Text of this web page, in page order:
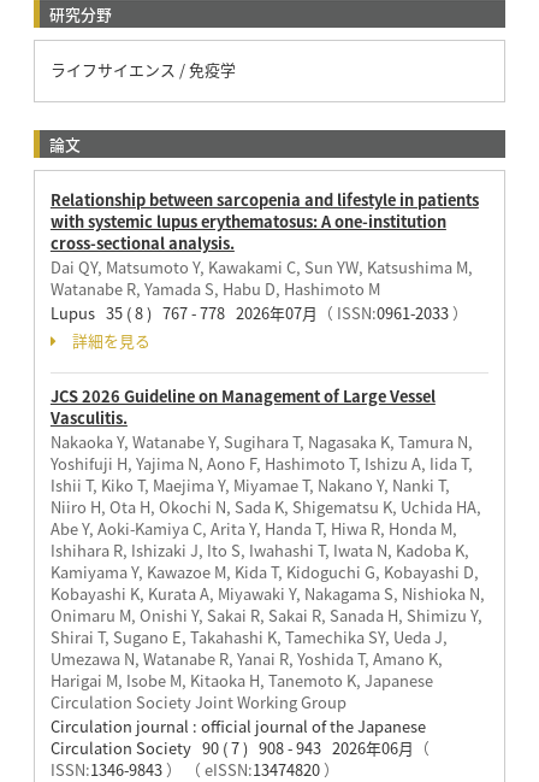
研究分野
ライフサイエンス / 免疫学
論文
Relationship between sarcopenia and lifestyle in patients
with systemic lupus erythematosus: A one-institution
cross-sectional analysis.
Dai QY, Matsumoto Y, Kawakami C, Sun YW, Katsushima M,
Watanabe R, Yamada S, Habu D, Hashimoto M
Lupus 35 ( 8 ) 767 - 778 2026年07月 （ ISSN:0961-2033）
詳細を見る
JCS 2026 Guideline on Management of Large Vessel
Vasculitis.
Nakaoka Y, Watanabe Y, Sugihara T, Nagasaka K, Tamura N,
Yoshifuji H, Yajima N, Aono F, Hashimoto T, Ishizu A, Iida T,
Ishii T, Kiko T, Maejima Y, Miyamae T, Nakano Y, Nanki T,
Niiro H, Ota H, Okochi N, Sada K, Shigematsu K, Uchida HA,
Abe Y, Aoki-Kamiya C, Arita Y, Handa T, Hiwa R, Honda M,
Ishihara R, Ishizaki J, Ito S, Iwahashi T, Iwata N, Kadoba K,
Kamiyama Y, Kawazoe M, Kida T, Kidoguchi G, Kobayashi D,
Kobayashi K, Kurata A, Miyawaki Y, Nakagama S, Nishioka N,
Onimaru M, Onishi Y, Sakai R, Sakai R, Sanada H, Shimizu Y,
Shirai T, Sugano E, Takahashi K, Tamechika SY, Ueda J,
Umezawa N, Watanabe R, Yanai R, Yoshida T, Amano K,
Harigai M, Isobe M, Kitaoka H, Tanemoto K, Japanese
Circulation Society Joint Working Group
Circulation journal : official journal of the Japanese
Circulation Society 90 ( 7 ) 908 - 943 2026年06月 （
ISSN:1346-9843） （ eISSN:13474820）